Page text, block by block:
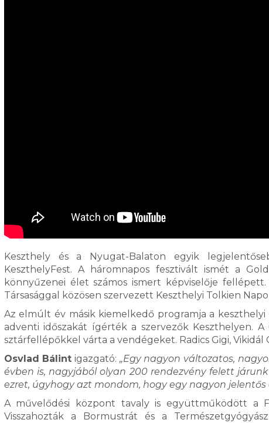
Keszthely és a Nyugat-Balaton egyik
KeszthelyFest. A háromnapos fesztivált ismét a
könnyűzenei élet számos ismert képviselője
Társasággal közösen szervezett Keszthelyi Tolkien
Az elmúlt év másik kiemelkedő programja a
adventi időszakát ígérték a szervezők Keszthelyen.
sztárfellépőkkel várta a vendégeket. Radics Gigi,
Osvlad Bálint igazgató: „Egy nagyon változatos,
évben is, nagyjából olyan 200 rendezvény felett
ezret, úgyhogy azt mondom, hogy egy nagyon
A művelődési központ tavaly is együttműködött a
Visszahozták a Bormustrát és a